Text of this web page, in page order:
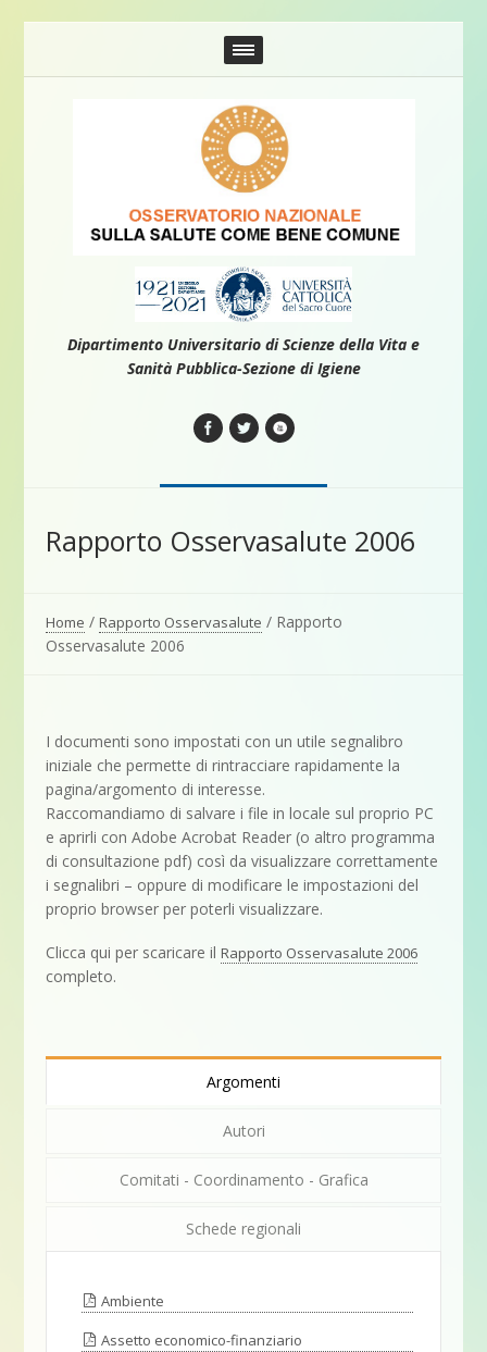
Dipartimento Universitario di Scienze della Vita e
Sanità Pubblica-Sezione di Igiene
Rapporto Osservasalute 2006
Home /Rapporto Osservasalute / Rapporto
Osservasalute 2006
I documenti sono impostati con un utile segnalibro
iniziale che permette di rintracciare rapidamente la
pagina/argomento di interesse.
Raccomandiamo di salvare i file in locale sul proprio PC
e aprirli con Adobe Acrobat Reader (o altro programma
di consultazione pdf) così da visualizzare correttamente
i segnalibri – oppure di modificare le impostazioni del
proprio browser per poterli visualizzare.
Clicca qui per scaricare ilRapporto Osservasalute 2006
completo.
Argomenti
Autori
Comitati - Coordinamento - Grafica
Schede regionali
Ambiente
Assetto economico-finanziario